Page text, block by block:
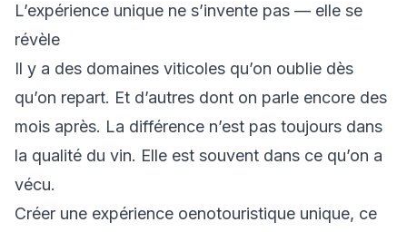
L’expérience unique ne s’invente pas — elle se
révèle
Il y a des domaines viticoles qu’on oublie dès
qu’on repart. Et d’autres dont on parle encore des
mois après. La différence n’est pas toujours dans
la qualité du vin. Elle est souvent dans ce qu’on a
vécu.
Créer une expérience oenotouristique unique, ce